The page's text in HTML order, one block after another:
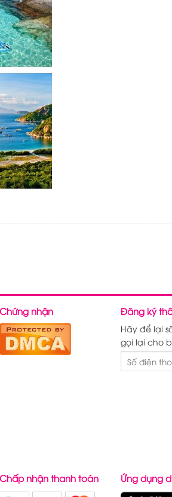
Chứng nhận Đăng ký
Hãy để lại
gọi lại cho
Chấp nhận thanh toán Ứng dụng